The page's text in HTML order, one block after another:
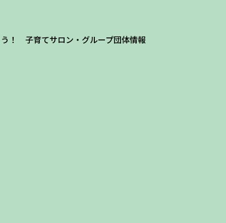
！ 子育てサロン・グループ団体情報